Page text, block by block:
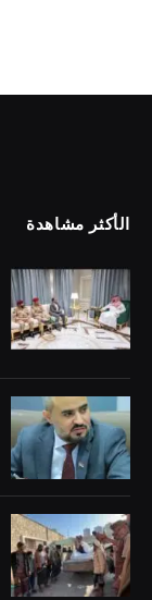
الأكثر مشاهدة